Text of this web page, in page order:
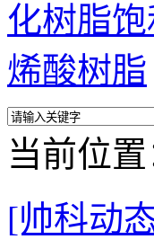
化树脂
烯酸树脂
当前位置
[帅科动